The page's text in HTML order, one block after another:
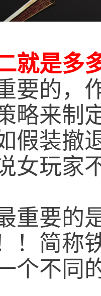
就是多
要的，
略来制
假装撤
女玩家
要的是
！简称
个不同